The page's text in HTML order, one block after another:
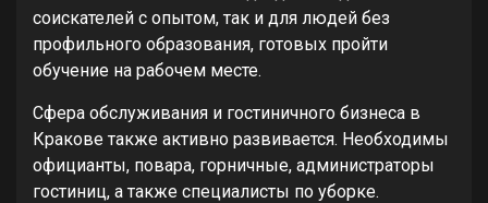
соискателей с опытом, так и для людей без
профильного образования, готовых пройти
обучение на рабочем месте.
Сфера обслуживания и гостиничного бизнеса в
Кракове также активно развивается. Необходимы
официанты, повара, горничные, администраторы
гостиниц, а также специалисты по уборке.